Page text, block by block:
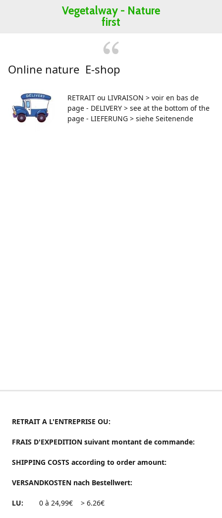
Vegetalway - Nature
first
Online nature E-shop
RETRAIT ou LIVRAISON > voir en bas de
page - DELIVERY > see at the bottom of the
page - LIEFERUNG > siehe Seitenende
RETRAIT A L'ENTREPRISE OU:
FRAIS D'EXPEDITION suivant montant de commande:
SHIPPING COSTS according to order amount:
VERSANDKOSTEN nach Bestellwert:
LU: 0 à 24,99€ > 6.26€